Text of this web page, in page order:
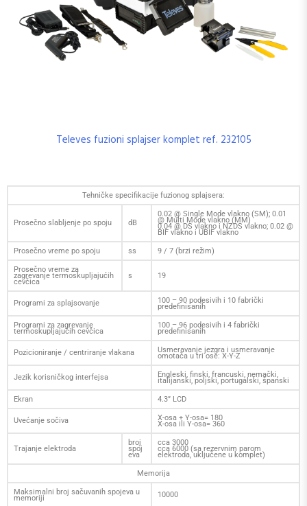
Televes fuzioni splajser komplet ref. 232105
Tehničke specifikacije fuzionog splajsera:
Prosečno slabljenje po spoju dB
0.02 @ Single Mode vlakno (SM); 0.01
@ Multi Mode vlakno (MM)
0.04 @ DS vlakno i NZDS vlakno; 0.02 @
BIF vlakno i UBIF vlakno
Prosečno vreme po spoju ss 9 / 7 (brzi režim)
Prosečno vreme za
zagrevanje termoskupljajućih
cevčica
s 19
Programi za splajsovanje 100 – 90 podesivih i 10 fabrički
predefinisanih
Programi za zagrevanje
termoskupljajućih cevčica
100 – 96 podesivih i 4 fabrički
predefinisanih
Pozicioniranje / centriranje vlakana Usmeravanje jezgra i usmeravanje
omotača u tri ose: X-Y-Z
Jezik korisničkog interfejsa Engleski, finski, francuski, nemački,
italijanski, poljski, portugalski, španski
Ekran 4.3” LCD
Uvećanje sočiva X-osa + Y-osa= 180
X-osa ili Y-osa= 360
Trajanje elektroda
broj
spoj
eva
cca 3000
cca 6000 (sa rezervnim parom
elektroda, uključene u komplet)
Memorija
Maksimalni broj sačuvanih spojeva u
memoriji 10000